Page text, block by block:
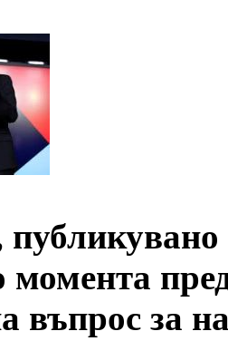
момента
въпрос за